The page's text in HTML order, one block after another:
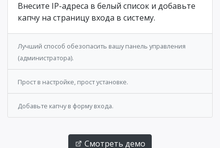
Внесите IP-адреса в белый список и добавьте
капчу на страницу входа в систему.
Лучший способ обезопасить вашу панель управления
(администратора).
Прост в настройке, прост установке.
Добавьте капчу в форму входа.
Смотреть демо